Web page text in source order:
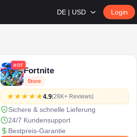
DE | USD Login
HOT
Fortnite
Store
4.9(28K+ Reviews)
Sichere & schnelle Lieferung
24/7 Kundensupport
Bestpreis-Garantie